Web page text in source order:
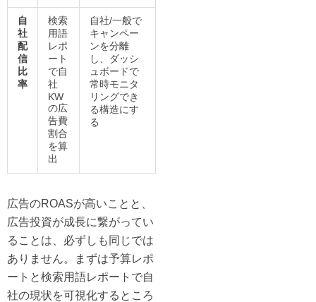
自
社
配
信
比
率
検索
用語
レポ
ート
で自
社
KW
の広
告費
割合
を算
出
自社/一般で
キャンペー
ンを分離
し、ダッシ
ュボードで
常時モニタ
リングでき
る構造にす
る
広告のROASが高いことと、
広告投資が成長に繋がってい
ることは、必ずしも同じでは
ありません。まずは予算レポ
ートと検索用語レポートで自
社の現状を可視化するところ